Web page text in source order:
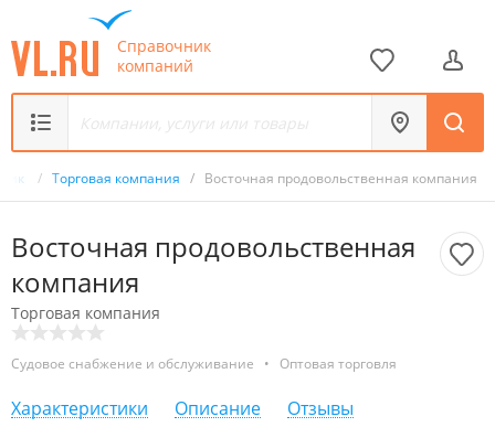
Справочник
компаний
/ Торговая компания / Восточная продовольственная компания
Восточная продовольственная
компания
Торговая компания
Судовое снабжение и обслуживание • Оптовая торговля
Характеристики Описание Отзывы